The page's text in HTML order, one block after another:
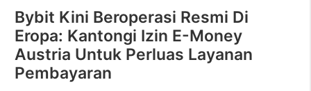
Bybit Kini Beroperasi Resmi Di
Eropa: Kantongi Izin E-Money
Austria Untuk Perluas Layanan
Pembayaran